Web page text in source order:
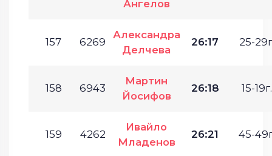
Ангелов
157 6269
Александра
Делчева
26:17 25-
158 6943
Мартин
Йосифов
26:18 15-19г.
159 4262
Ивайло
Младенов
26:21 45-